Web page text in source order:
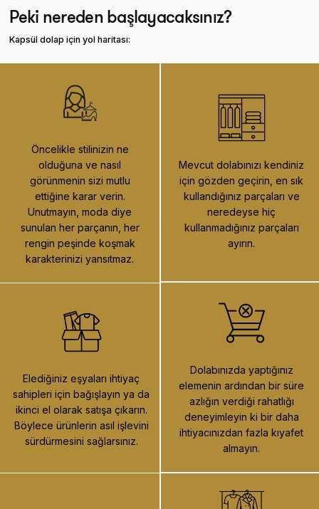
Peki nereden başlayacaksınız?
Kapsül dolap için yol haritası:
Öncelikle stilinizin ne
olduğuna ve nasıl
görünmenin sizi mutlu
ettiğine karar verin.
Unutmayın, moda diye
sunulan her parçanın, her
rengin peşinde koşmak
karakterinizi yansıtmaz.
Mevcut dolabınızı kendiniz
için gözden geçirin, en sık
kullandığınız parçaları ve
neredeyse hiç
kullanmadığınız parçaları
ayırın.
Elediğiniz eşyaları ihtiyaç
sahipleri için bağışlayın ya da
ikinci el olarak satışa çıkarın.
Böylece ürünlerin asıl işlevini
sürdürmesini sağlarsınız.
Dolabınızda yaptığınız
elemenin ardından bir süre
azlığın verdiği rahatlığı
deneyimleyin ki bir daha
ihtiyacınızdan fazla kıyafet
almayın.